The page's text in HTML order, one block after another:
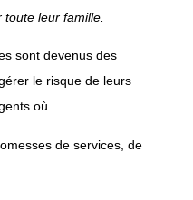
leur famille.
sont devenus des
le risque de leurs
où
de services, de